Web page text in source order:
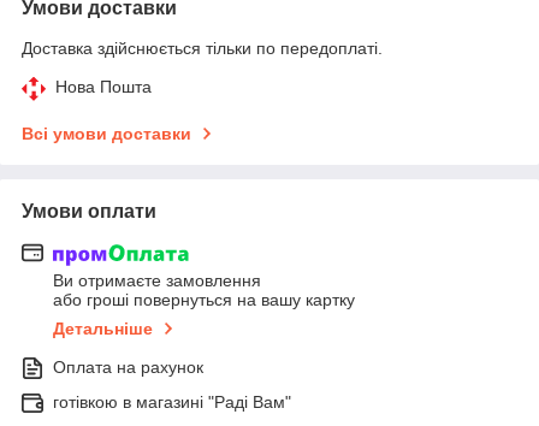
Умови доставки
Доставка здійснюється тільки по передоплаті.
Нова Пошта
Всі умови доставки
Умови оплати
Ви отримаєте замовлення
або гроші повернуться на вашу картку
Детальніше
Оплата на рахунок
готівкою в магазині "Раді Вам"